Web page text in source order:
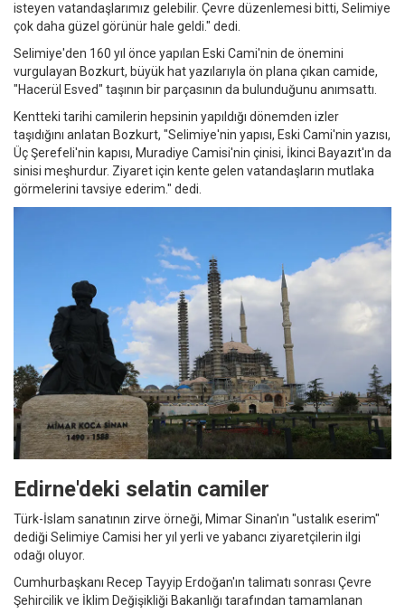
isteyen vatandaşlarımız gelebilir. Çevre düzenlemesi bitti, Selimiye
çok daha güzel görünür hale geldi." dedi.
Selimiye'den 160 yıl önce yapılan Eski Cami'nin de önemini
vurgulayan Bozkurt, büyük hat yazılarıyla ön plana çıkan camide,
"Hacerül Esved" taşının bir parçasının da bulunduğunu anımsattı.
Kentteki tarihi camilerin hepsinin yapıldığı dönemden izler
taşıdığını anlatan Bozkurt, "Selimiye'nin yapısı, Eski Cami'nin yazısı,
Üç Şerefeli'nin kapısı, Muradiye Camisi'nin çinisi, İkinci Bayazıt'ın da
sinisi meşhurdur. Ziyaret için kente gelen vatandaşların mutlaka
görmelerini tavsiye ederim." dedi.
Edirne'deki selatin camiler
Türk-İslam sanatının zirve örneği, Mimar Sinan'ın "ustalık eserim"
dediği Selimiye Camisi her yıl yerli ve yabancı ziyaretçilerin ilgi
odağı oluyor.
Cumhurbaşkanı Recep Tayyip Erdoğan'ın talimatı sonrası Çevre
Şehircilik ve İklim Değişikliği Bakanlığı tarafından tamamlanan